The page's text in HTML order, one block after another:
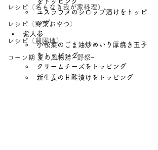
レシピ（名もなき我が家料理）
レシピ（野菜おやつ）
レシピ（農園地）
コーン期 夏の風物詩 ｰ野祭ｰ
ユスラウメのシロップ漬けをトッピ
ング
紫人参
小松菜のごま油炒めいり厚焼き玉子
をトッピング
クリームチーズをトッピング
新生姜の甘酢漬けをトッピング